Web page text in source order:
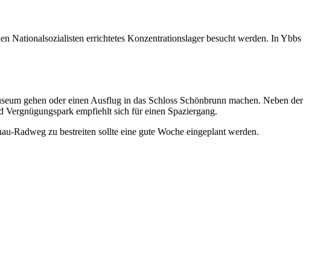
Nationalsozialisten errichtetes Konzentrationslager besucht werden. In Ybbs
gehen oder einen Ausflug in das Schloss Schönbrunn machen. Neben der
Vergnügungspark empfiehlt sich für einen Spaziergang.
Radweg zu bestreiten sollte eine gute Woche eingeplant werden.